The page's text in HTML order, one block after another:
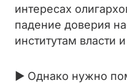
интересах
падение доверия
институтам власти
► Однако нужно